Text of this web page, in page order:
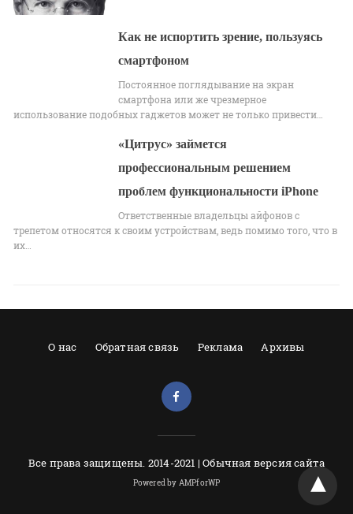
Как не испортить зрение, пользуясь
смартфоном
Постоянное поглядывание на экран
смартфона или же чрезмерное
использование подобных гаджетов может не только привести…
«Цитрус» займется
профессиональным решением
проблем функциональности iPhone
Ответственные владельцы айфонов с
трепетом относятся к своим устройствам, ведь помимо того, что в
их…
О нас Обратная связь Реклама Архивы
Все права защищены. 2014-2021 |Обычная версия сайта
Powered by AMPforWP